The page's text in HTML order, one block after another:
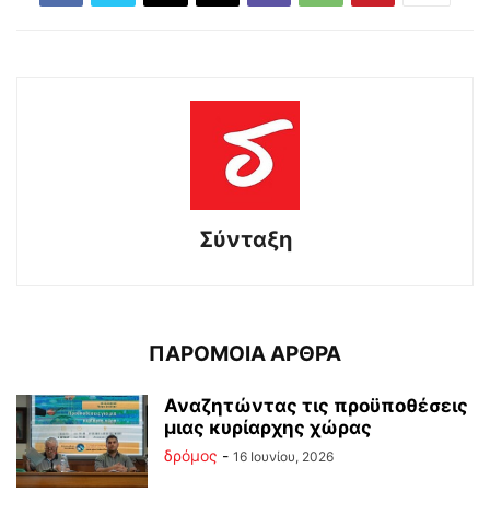
Σύνταξη
ΠΑΡΟΜΟΙΑ ΑΡΘΡΑ
Αναζητώντας τις προϋποθέσεις
μιας κυρίαρχης χώρας
δρόμος - 16 Ιουνίου, 2026